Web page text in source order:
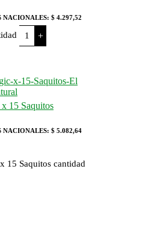
NACIONALES: $ 4.297,52
+
15 Saquitos
NACIONALES: $ 5.082,64
15 Saquitos cantidad